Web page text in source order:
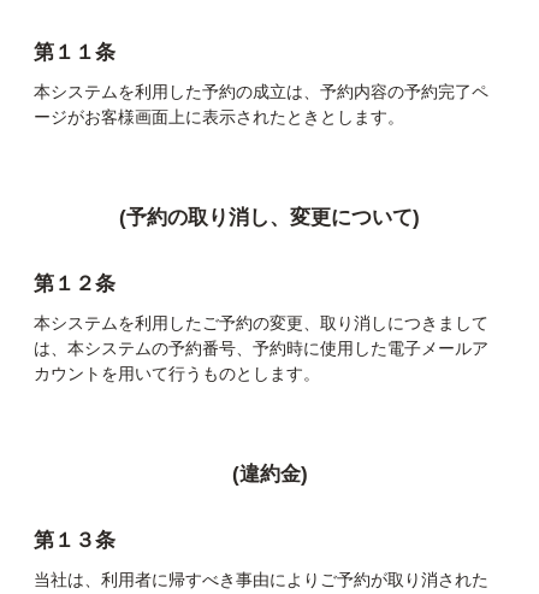
第１１条
本システムを利用した予約の成立は、予約内容の予約完了ペ
ージがお客様画面上に表示されたときとします。
(予約の取り消し、変更について)
第１２条
本システムを利用したご予約の変更、取り消しにつきまして
は、本システムの予約番号、予約時に使用した電子メールア
カウントを用いて行うものとします。
(違約金)
第１３条
当社は、利用者に帰すべき事由によりご予約が取り消された